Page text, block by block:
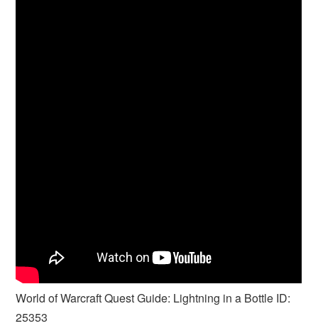
World of Warcraft Quest Guide: Lightning in a Bottle ID:
25353